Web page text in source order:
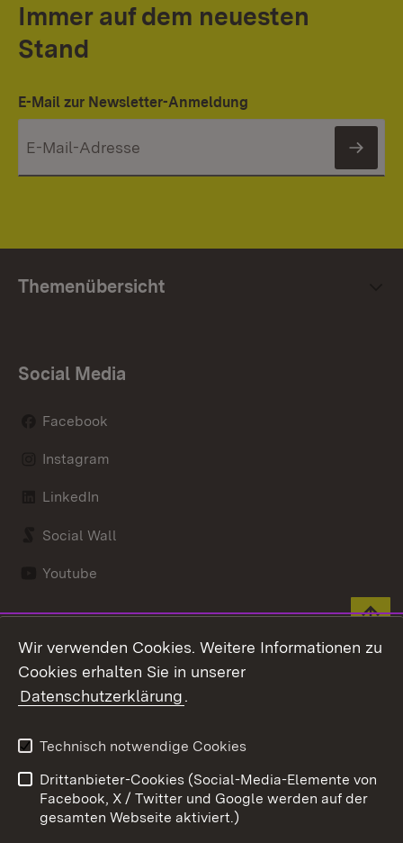
Immer auf dem neuesten
Stand
E-Mail zur Newsletter-Anmeldung
Themenübersicht
Social Media
Facebook
Instagram
LinkedIn
Social Wall
Youtube
Link zum Landesportal
Kontakt
Datenschutz
Benutzungshinweise
Erklärung zur
Wir verwenden Cookies. Weitere Informationen zu
Cookies erhalten Sie in unserer
Datenschutzerklärung.
Technisch notwendige Cookies
Drittanbieter-Cookies (Social-Media-Elemente von
Facebook, X / Twitter und Google werden auf der
gesamten Webseite aktiviert.)